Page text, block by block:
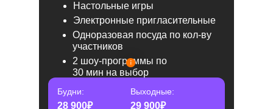
Одноразовая посуда по кол-ву
участников
2 шоу-программы по
30 мин на выбор
Настольные игры
Электронные пригласительные
Будни: Выходные:
28 900₽ 29 900₽